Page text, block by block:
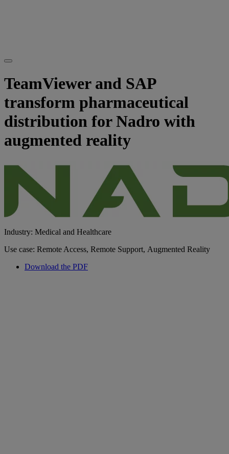
TeamViewer and SAP
transform pharmaceutical
distribution for Nadro with
augmented reality
Industry: Medical and Healthcare
Use case: Remote Access, Remote Support, Augmented Reality
Download the PDF